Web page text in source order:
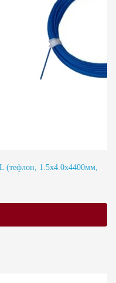
1.5х4.0х4400мм,